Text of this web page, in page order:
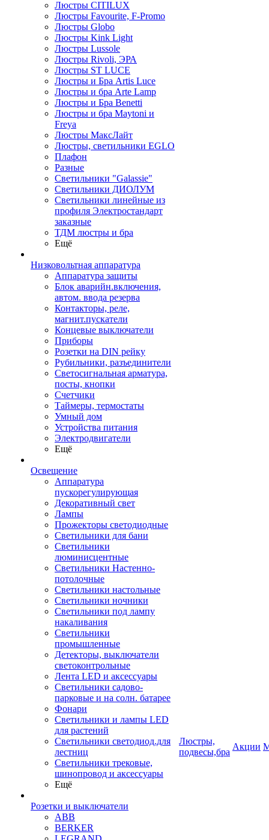
Люстры CITILUX
Люстры Favourite, F-Promo
Люстры Globo
Люстры Kink Light
Люстры Lussole
Люстры Rivoli, ЭРА
Люстры ST LUCE
Люстры и Бра Artis Luce
Люстры и бра Arte Lamp
Люстры и Бра Benetti
Люстры и бра Maytoni и
Freya
Люстры МаксЛайт
Люстры, светильники EGLO
Плафон
Разные
Светильники "Galassie"
Светильники ДИОЛУМ
Светильники линейные из
профиля Электростандарт
заказные
ТДМ люстры и бра
Ещё
Низковольтная аппаратура
Аппаратура защиты
Блок аварийн.включения,
автом. ввода резерва
Контакторы, реле,
магнит.пускатели
Концевые выключатели
Приборы
Розетки на DIN рейку
Рубильники, разъединители
Светосигнальная арматура,
посты, кнопки
Счетчики
Таймеры, термостаты
Умный дом
Устройства питания
Электродвигатели
Ещё
Освещение
Аппаратура
пускорегулирующая
Декоративный свет
Лампы
Прожекторы светодиодные
Светильники для бани
Светильники
люминисцентные
Светильники Настенно-
потолочные
Светильники настольные
Светильники ночники
Светильники под лампу
накаливания
Светильники
промышленные
Детекторы, выключатели
светоконтрольные
Лента LED и аксессуары
Светильники садово-
парковые и на солн. батарее
Фонари
Светильники и лампы LED
для растений
Светильники светодиод.для
лестниц
Светильники трековые,
шинопровод и аксессуары
Ещё
Розетки и выключатели
ABB
BERKER
Люстры,
подвесы,бра
Акции